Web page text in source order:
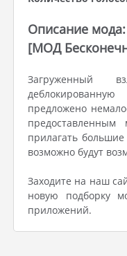
Описание
[МОД
Загруженный
предложено
прилагать
возможно будут
Заходите на наш
новую подборку
приложений.